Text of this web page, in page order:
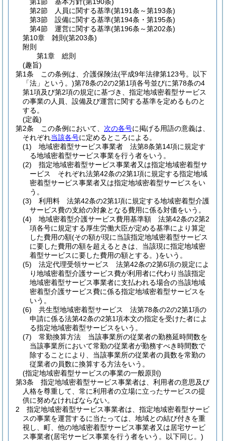
第2節
人員に関する基準(第191条～第193条)
第3節
設備に関する基準(第194条・第195条)
第4節
運営に関する基準(第196条～第202条)
第10章
雑則 (第203条)
附則
第1章
総則
(趣旨)
第1条
この条例は、介護保険法(平成9年法律第123号。以下
「法」という。)第78条の2の2第1項各号並びに第78条の4
第1項及び第2項の規定に基づき、指定地域密着型サービス
の事業の人員、設備及び運営に関する基準を定めるものと
する。
(定義)
第2条
この条例において、 次の各号に掲げる用語の意義は、
それぞれ当該各号に定めるところによる。
(1)
地域密着型サービス事業者 法第8条第14項に規定す
る地域密着型サービス事業を行う者をいう。
(2)
指定地域密着型サービス事業者又は指定地域密着型サ
ービス それぞれ法第42条の2第1項に規定する指定地域
密着型サービス事業者又は指定地域密着型サービスをい
う。
(3)
利用料 法第42条の2第1項に規定する地域密着型介護
サービス費の支給の対象となる費用に係る対価をいう。
(4)
地域密着型介護サービス費用基準額 法第42条の2第2
項各号に規定する厚生労働大臣が定める基準により算定
した費用の額(その額が現に当該指定地域密着型サービス
に要した費用の額を超えるときは、当該現に指定地域密
着型サービスに要した費用の額とする。)をいう。
(5)
法定代理受領サービス 法第42条の2第6項の規定によ
り地域密着型介護サービス費が利用者に代わり当該指定
地域密着型サービス事業者に支払われる場合の当該地域
密着型介護サービス費に係る指定地域密着型サービスを
いう。
(6)
共生型地域密着型サービス 法第78条の2の2第1項の
申請に係る法第42条の2第1項本文の指定を受けた者によ
る指定地域密着型サービスをいう。
(7)
常勤換算方法 当該事業所の従業者の勤務延時間数を
当該事業所において常勤の従業者が勤務すべき時間数で
除することにより、当該事業所の従業者の員数を常勤の
従業者の員数に換算する方法をいう。
(指定地域密着型サービスの事業の一般原則)
第3条
指定地域密着型サービス事業者は、利用者の意思及び
人格を尊重して、常に利用者の立場に立ったサービスの提
供に努めなければならない。
2
指定地域密着型サービス事業者は、指定地域密着型サービ
スの事業を運営するに当たっては、地域との結び付きを重
視し、町、他の地域密着型サービス事業者又は居宅サービ
ス事業者(居宅サービス事業を行う者をいう。以下同じ。)